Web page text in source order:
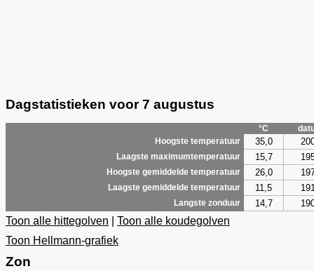
Dagstatistieken voor 7 augustus
°C
Hoogste temperatuur
35,0
Laagste maximumtemperatuur 15,7
Hoogste gemiddelde temperatuur 26,0
Laagste gemiddelde temperatuur 11,5
Langste zonduur 14,7
Toon alle hittegolven
Toon alle koudegolven
Toon Hellmann-grafiek
Zon